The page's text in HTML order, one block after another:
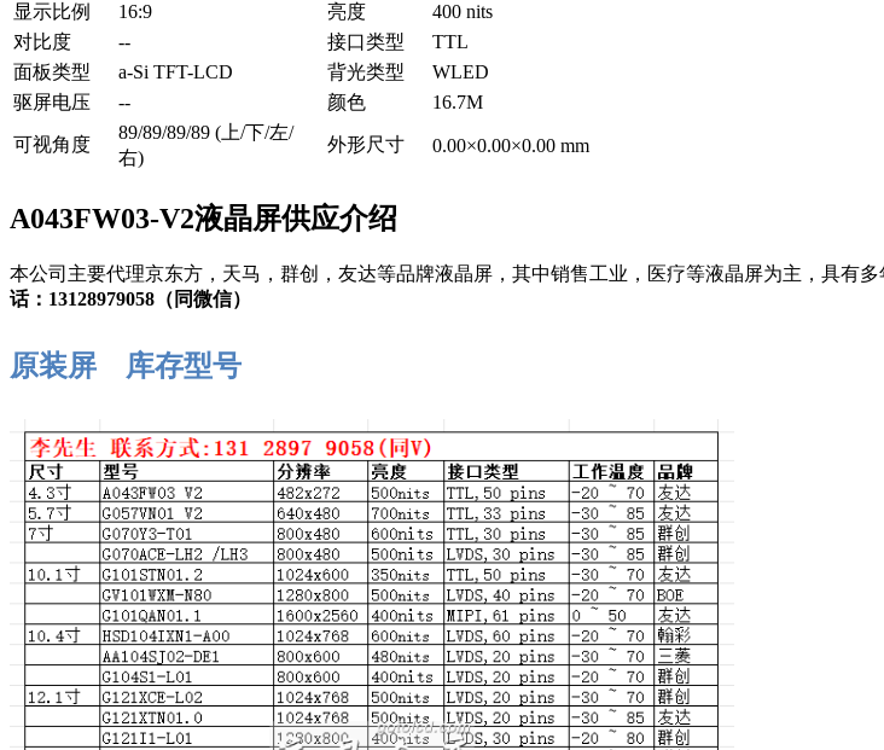
显示比例
16:9 亮度
400 nits
对比度
-- 接口类型
TTL
面板类型
a-Si TFT-LCD 背光类型
WLED
驱屏电压
-- 颜色 16.7M
可视角度
89/89/89/89 (上/下/左/
右)
外形尺寸 0.00×0.00×0.00 mm
A043FW03-V2液晶屏供应介绍
本公司主要代理京东方，天马，群创，友达等品牌液晶屏，其中销售工业，医疗等液晶屏为主，具有
话：13128979058（同微信）
原装屏 库存型号